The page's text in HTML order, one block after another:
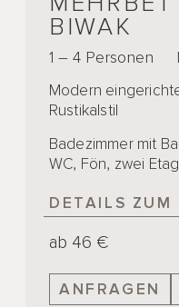
BIWAK
1 – 4 Personen |
Modern
Rustikalstil
Badezimmer mit
WC, Fön, zwei
DETAILS ZUM
ab 46 €
ANFRAGEN